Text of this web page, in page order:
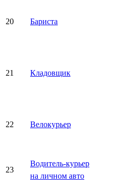
20 Бариста
21 Кладовщик
22 Велокурьер
23
Водитель-курьер
на личном авто